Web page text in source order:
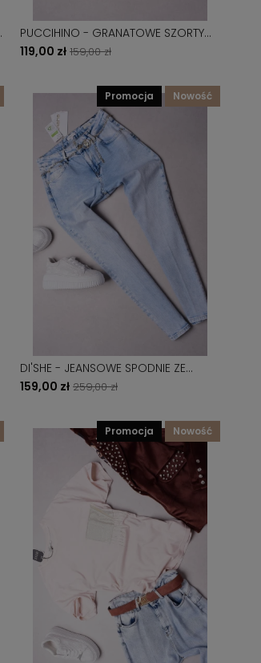
PUCCIHINO - GRANATOWE SZORTY
BOYFRIEND - CZARNY PLECIONY PASEK
119,00 zł 159,00 zł
DI'SHE - JEANSOWE SPODNIE ZE
ZŁOTYM ŁAŃCUSZKIEM - BOYFRIEND
159,00 zł 259,00 zł
promocja nowość
promocja nowość